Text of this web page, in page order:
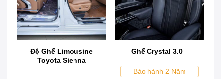
limousine!
Độ Ghế Limousine
Toyota Sienna
Ghế Crystal 3.0
Bảo hành 2 Năm